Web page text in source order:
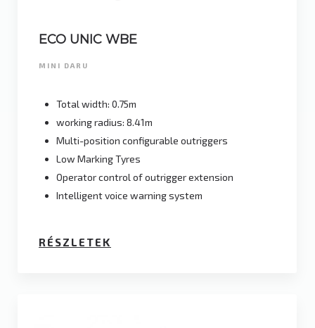
ECO UNIC WBE
MINI DARU
Total width: 0.75m
working radius: 8.41m
Multi-position configurable outriggers
Low Marking Tyres
Operator control of outrigger extension
Intelligent voice warning system
RÉSZLETEK